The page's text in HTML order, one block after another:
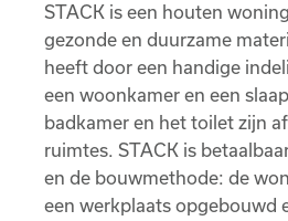
STACK is een houten
gezonde en duurzame
heeft door een handige
een woonkamer en een
badkamer en het toilet zijn
ruimtes. STACK is
en de bouwmethode: de
een werkplaats opgebouwd